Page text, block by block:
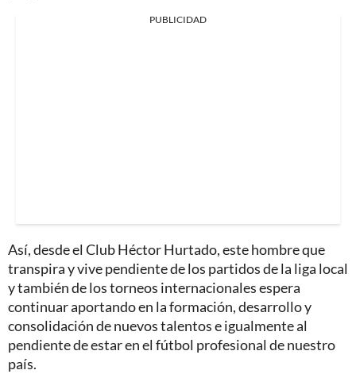
PUBLICIDAD
Así, desde el Club Héctor Hurtado, este hombre que
transpira y vive pendiente de los partidos de la liga local
y también de los torneos internacionales espera
continuar aportando en la formación, desarrollo y
consolidación de nuevos talentos e igualmente al
pendiente de estar en el fútbol profesional de nuestro
país.